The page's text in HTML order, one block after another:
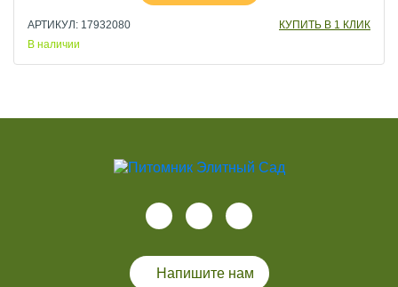
АРТИКУЛ: 17932080
КУПИТЬ В 1 КЛИК
В наличии
Напишите нам